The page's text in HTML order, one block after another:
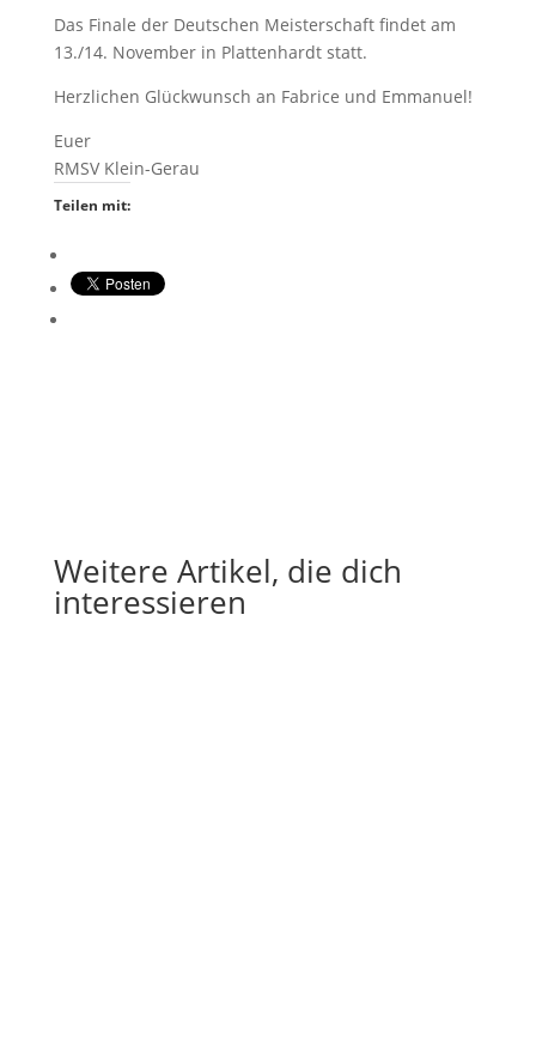
Das Finale der Deutschen Meisterschaft findet am
13./14. November in Plattenhardt statt.
Herzlichen Glückwunsch an Fabrice und Emmanuel!
Euer
RMSV Klein-Gerau
Teilen mit:
Weitere Artikel, die dich
interessieren